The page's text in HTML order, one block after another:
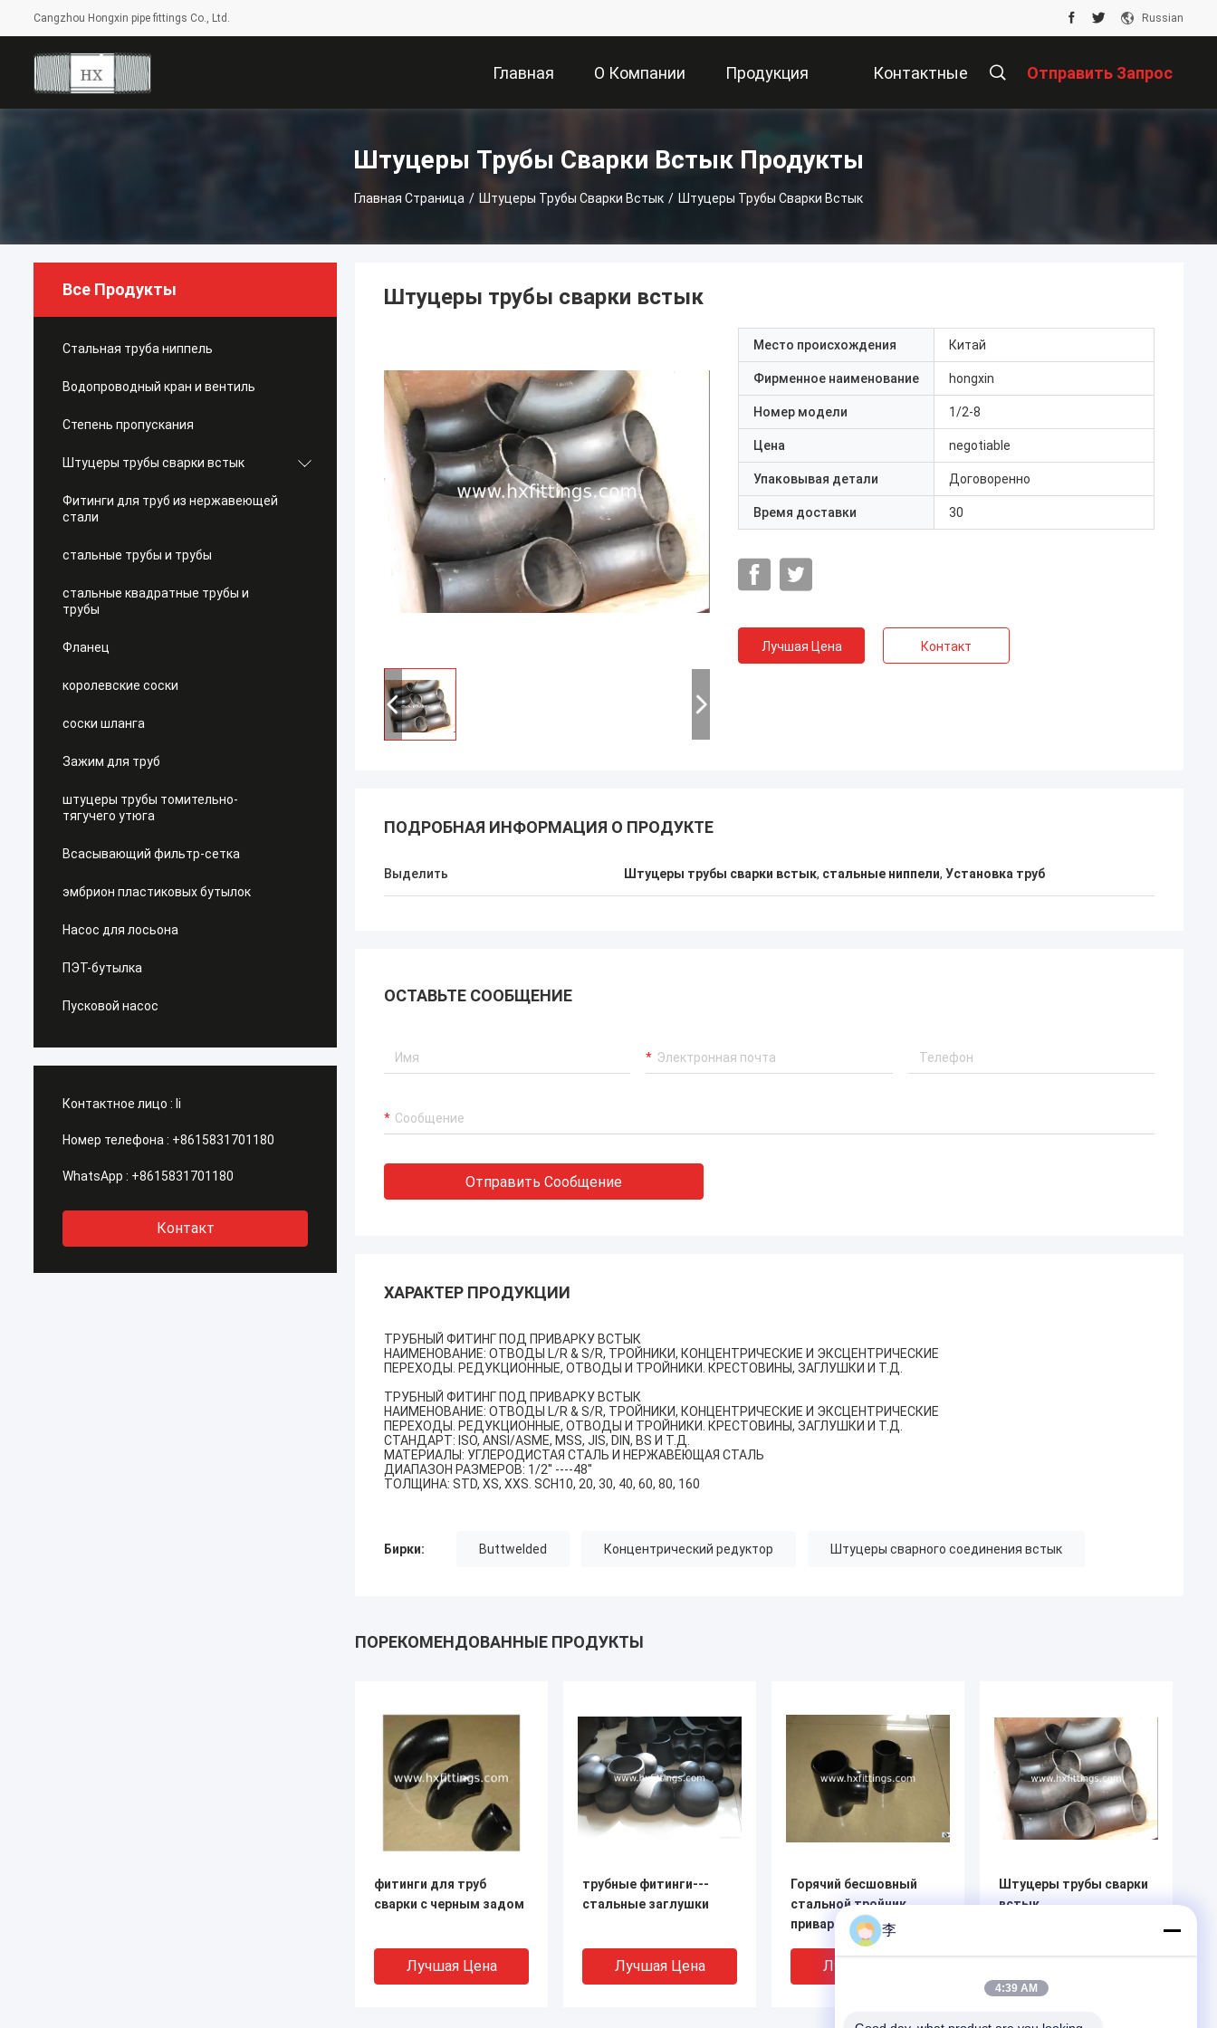
Cangzhou Hongxin pipe fittings Co., Ltd. Russian
Главная
Страница
О Компании Продукция Контактные Отправить Запрос
Штуцеры Трубы Сварки Встык Продукты
Главная Страница / Штуцеры Трубы Сварки Встык / Штуцеры Трубы Сварки Встык
Все Продукты
Стальная труба ниппель
Водопроводный кран и вентиль
Степень пропускания
Штуцеры трубы сварки встык
Фитинги для труб из нержавеющей
стали
стальные трубы и трубы
стальные квадратные трубы и
трубы
Фланец
королевские соски
соски шланга
Зажим для труб
штуцеры трубы томительно-
тягучего утюга
Всасывающий фильтр-сетка
эмбрион пластиковых бутылок
Насос для лосьона
ПЭТ-бутылка
Пусковой насос
Контактное лицо : li
Номер телефона : +8615831701180
WhatsApp : +8615831701180
Контакт
Штуцеры трубы сварки встык
Место происхождения Китай
Фирменное наименование hongxin
Номер модели 1/2-8
Цена negotiable
Упаковывая детали Договоренно
Время доставки 30
Лучшая Цена Контакт
ПОДРОБНАЯ ИНФОРМАЦИЯ О ПРОДУКТЕ
Выделить Штуцеры трубы сварки встык, стальные ниппели, Установка труб
ОСТАВЬТЕ СООБЩЕНИЕ
Отправить Сообщение
ХАРАКТЕР ПРОДУКЦИИ
ТРУБНЫЙ ФИТИНГ ПОД ПРИВАРКУ ВСТЫК
НАИМЕНОВАНИЕ: ОТВОДЫ L/R & S/R, ТРОЙНИКИ, КОНЦЕНТРИЧЕСКИЕ И ЭКСЦЕНТРИЧЕСКИЕ
ПЕРЕХОДЫ. РЕДУКЦИОННЫЕ, ОТВОДЫ И ТРОЙНИКИ. КРЕСТОВИНЫ, ЗАГЛУШКИ И Т.Д.
ТРУБНЫЙ ФИТИНГ ПОД ПРИВАРКУ ВСТЫК
НАИМЕНОВАНИЕ: ОТВОДЫ L/R & S/R, ТРОЙНИКИ, КОНЦЕНТРИЧЕСКИЕ И ЭКСЦЕНТРИЧЕСКИЕ
ПЕРЕХОДЫ. РЕДУКЦИОННЫЕ, ОТВОДЫ И ТРОЙНИКИ. КРЕСТОВИНЫ, ЗАГЛУШКИ И Т.Д.
СТАНДАРТ: ISO, ANSI/ASME, MSS, JIS, DIN, BS И Т.Д.
МАТЕРИАЛЫ: УГЛЕРОДИСТАЯ СТАЛЬ И НЕРЖАВЕЮЩАЯ СТАЛЬ
ДИАПАЗОН РАЗМЕРОВ: 1/2'' ----48''
ТОЛЩИНА: STD, XS, XXS. SCH10, 20, 30, 40, 60, 80, 160
Бирки: Buttwelded Концентрический редуктор Штуцеры сварного соединения встык
ПОРЕКОМЕНДОВАННЫЕ ПРОДУКТЫ
фитинги для труб
сварки с черным задом
Лучшая Цена
трубные фитинги---
стальные заглушки
Лучшая Цена
Горячий бесшовный
стальной тройник,
приваренный встык
Лучшая Цена
Штуцеры трубы сварки
встык
李
4:39 AM